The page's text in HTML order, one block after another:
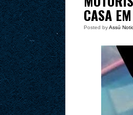
CASA
Posted byAssú